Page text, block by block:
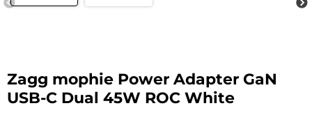
Zagg mophie Power Adapter GaN
USB-C Dual 45W ROC White